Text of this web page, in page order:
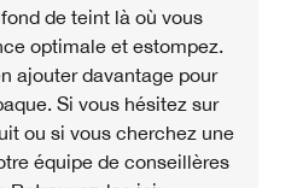
de teint là où vous
optimale et estompez.
ajouter davantage pour
Si vous hésitez sur
ou si vous cherchez une
équipe de conseillères